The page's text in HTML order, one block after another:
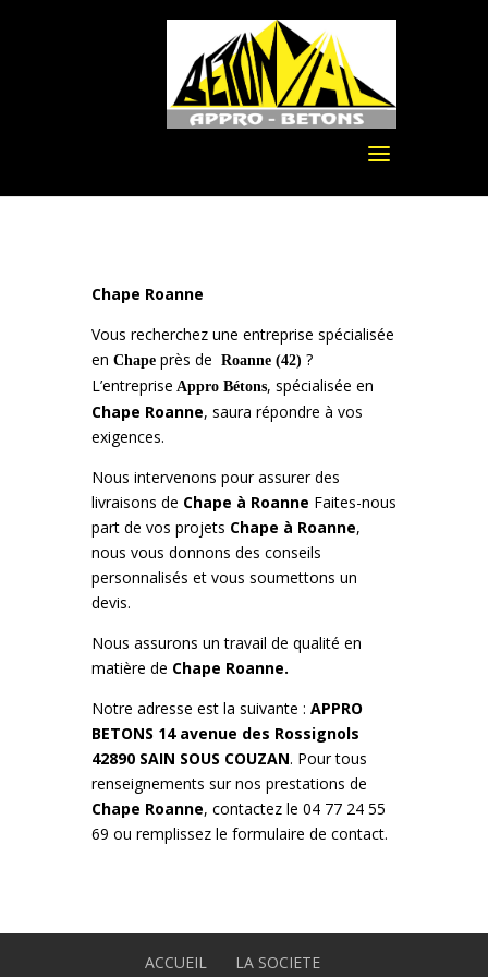
Chape Roanne
Vous recherchez une entreprise spécialisée
en Chape près de Roanne (42) ?
L’entreprise Appro Bétons, spécialisée en
Chape Roanne, saura répondre à vos
exigences.
Nous intervenons pour assurer des
livraisons de Chape à Roanne Faites-nous
part de vos projets Chape à Roanne,
nous vous donnons des conseils
personnalisés et vous soumettons un
devis.
Nous assurons un travail de qualité en
matière de Chape Roanne.
Notre adresse est la suivante : APPRO
BETONS 14 avenue des Rossignols
42890 SAIN SOUS COUZAN. Pour tous
renseignements sur nos prestations de
Chape Roanne, contactez le 04 77 24 55
69 ou remplissez le formulaire de contact.
ACCUEIL LA SOCIETE